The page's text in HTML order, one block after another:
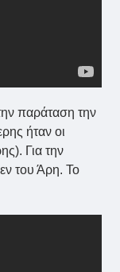
παράταση την
ήταν οι
Για την
του Άρη. Το